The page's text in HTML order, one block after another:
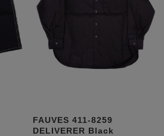
FAUVES 411-8259
DELIVERER Black